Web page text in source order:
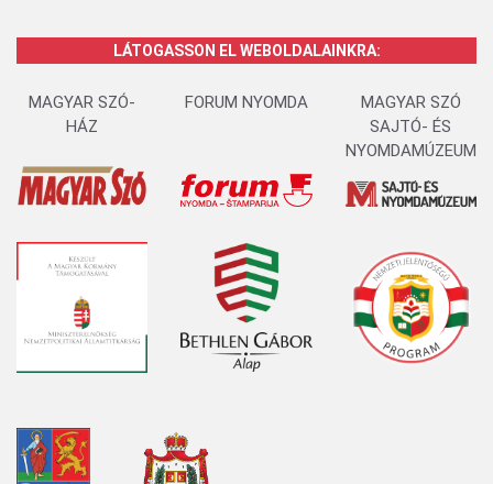
LÁTOGASSON EL WEBOLDALAINKRA:
MAGYAR SZÓ-
HÁZ
FORUM NYOMDA
MAGYAR SZÓ
SAJTÓ- ÉS
NYOMDAMÚZEUM